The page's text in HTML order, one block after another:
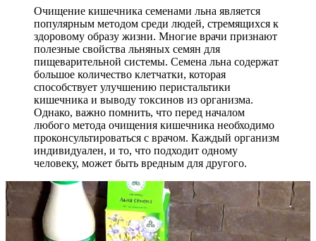
Очищение кишечника семенами льна является
популярным методом среди людей, стремящихся к
здоровому образу жизни. Многие врачи признают
полезные свойства льняных семян для
пищеварительной системы. Семена льна содержат
большое количество клетчатки, которая
способствует улучшению перистальтики
кишечника и выводу токсинов из организма.
Однако, важно помнить, что перед началом
любого метода очищения кишечника необходимо
проконсультироваться с врачом. Каждый организм
индивидуален, и то, что подходит одному
человеку, может быть вредным для другого.